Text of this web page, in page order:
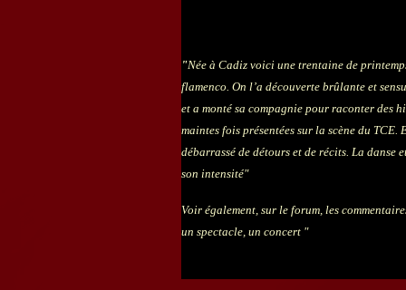
"Née à Cadiz voici une trentaine de
flamenco. On l’a découverte brûlante et
et a monté sa compagnie pour raconter des
maintes fois présentées sur la scène du
débarrassé de détours et de récits. La danse
son intensité"
Voir également, sur le forum, les
un spectacle, un concert "